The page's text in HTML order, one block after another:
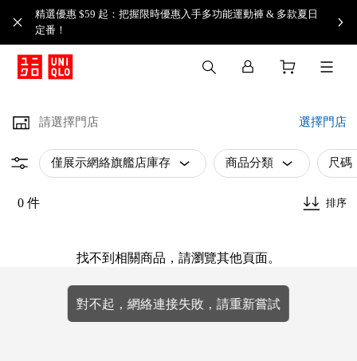
精選優惠 $59 起：把握限時優惠入手多功能運動褲 & 多款夏日
定番！​
請選擇門店 選擇門店
僅展示網絡旗艦店庫存 商品分類 尺碼
0 件 排序
找不到相關商品，請瀏覽其他頁面。
對不起，網絡連接失敗，請重新嘗試